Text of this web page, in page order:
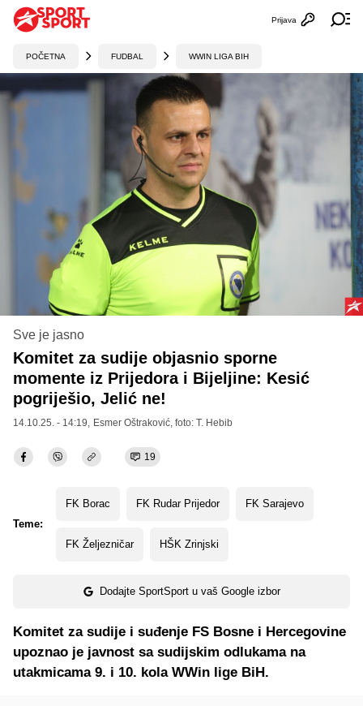
Otvori
Prijava
POČETNA FUDBAL WWIN LIGA BIH
Sve je jasno
Komitet za sudije objasnio sporne
momente iz Prijedora i Bijeljine: Kesić
pogriješio, Jelić ne!
14.10.25. - 14:19, Esmer Oštraković , foto: T. Hebib
19
Teme:
FK Borac FK Rudar Prijedor FK Sarajevo
FK Željezničar HŠK Zrinjski
Dodajte SportSport u vaš Google izbor
Komitet za sudije i suđenje FS Bosne i Hercegovine
upoznao je javnost sa sudijskim odlukama na
utakmicama 9. i 10. kola WWin lige BiH.